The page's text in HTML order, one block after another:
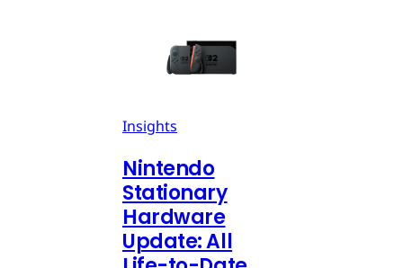
Insights
Nintendo
Stationary
Hardware
Update: All